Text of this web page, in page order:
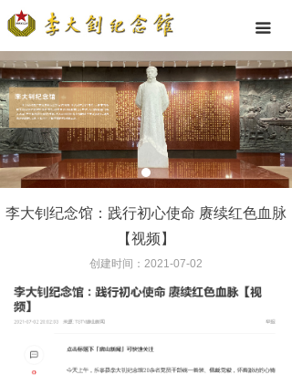
끀
李大钊纪念馆：践行初心使命 赓续红色血脉
【视频】
创建时间： 2021-07-02